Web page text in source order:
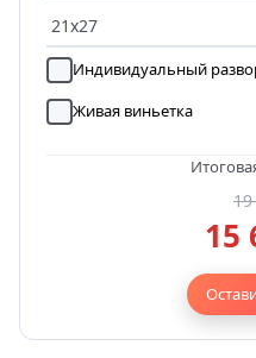
Индивидуальный
Живая виньетка
15